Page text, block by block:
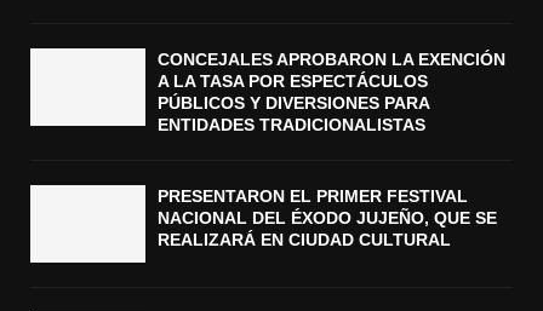
CONCEJALES APROBARON LA EXENCIÓN
A LA TASA POR ESPECTÁCULOS
PÚBLICOS Y DIVERSIONES PARA
ENTIDADES TRADICIONALISTAS
PRESENTARON EL PRIMER FESTIVAL
NACIONAL DEL ÉXODO JUJEÑO, QUE SE
REALIZARÁ EN CIUDAD CULTURAL